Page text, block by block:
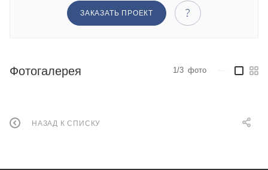
ЗАКАЗАТЬ ПРОЕКТ
Фотогалерея 1/3 фото
НАЗАД К СПИСКУ